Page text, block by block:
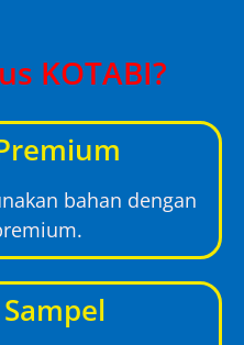
KOTABI?
bahan dengan